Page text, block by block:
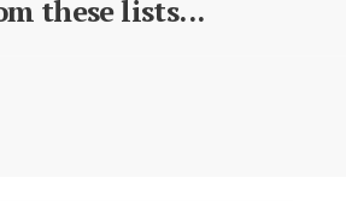
these lists...